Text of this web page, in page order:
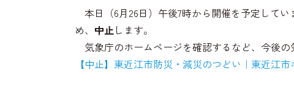
本日（6月26日）午後7時から開催を予定してい
め、 中止します。
気象庁のホームページを確認するなど、今後の
【中止】東近江市防災・減災のつどい｜東近江